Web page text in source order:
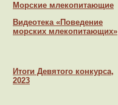
Морские млекопитающие
Видеотека «Поведение
морских млекопитающих»
Итоги Девятого конкурса,
2023